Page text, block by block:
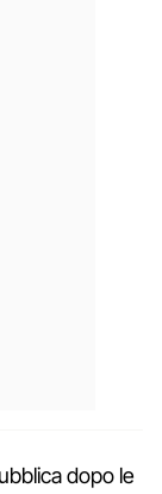
dopo le